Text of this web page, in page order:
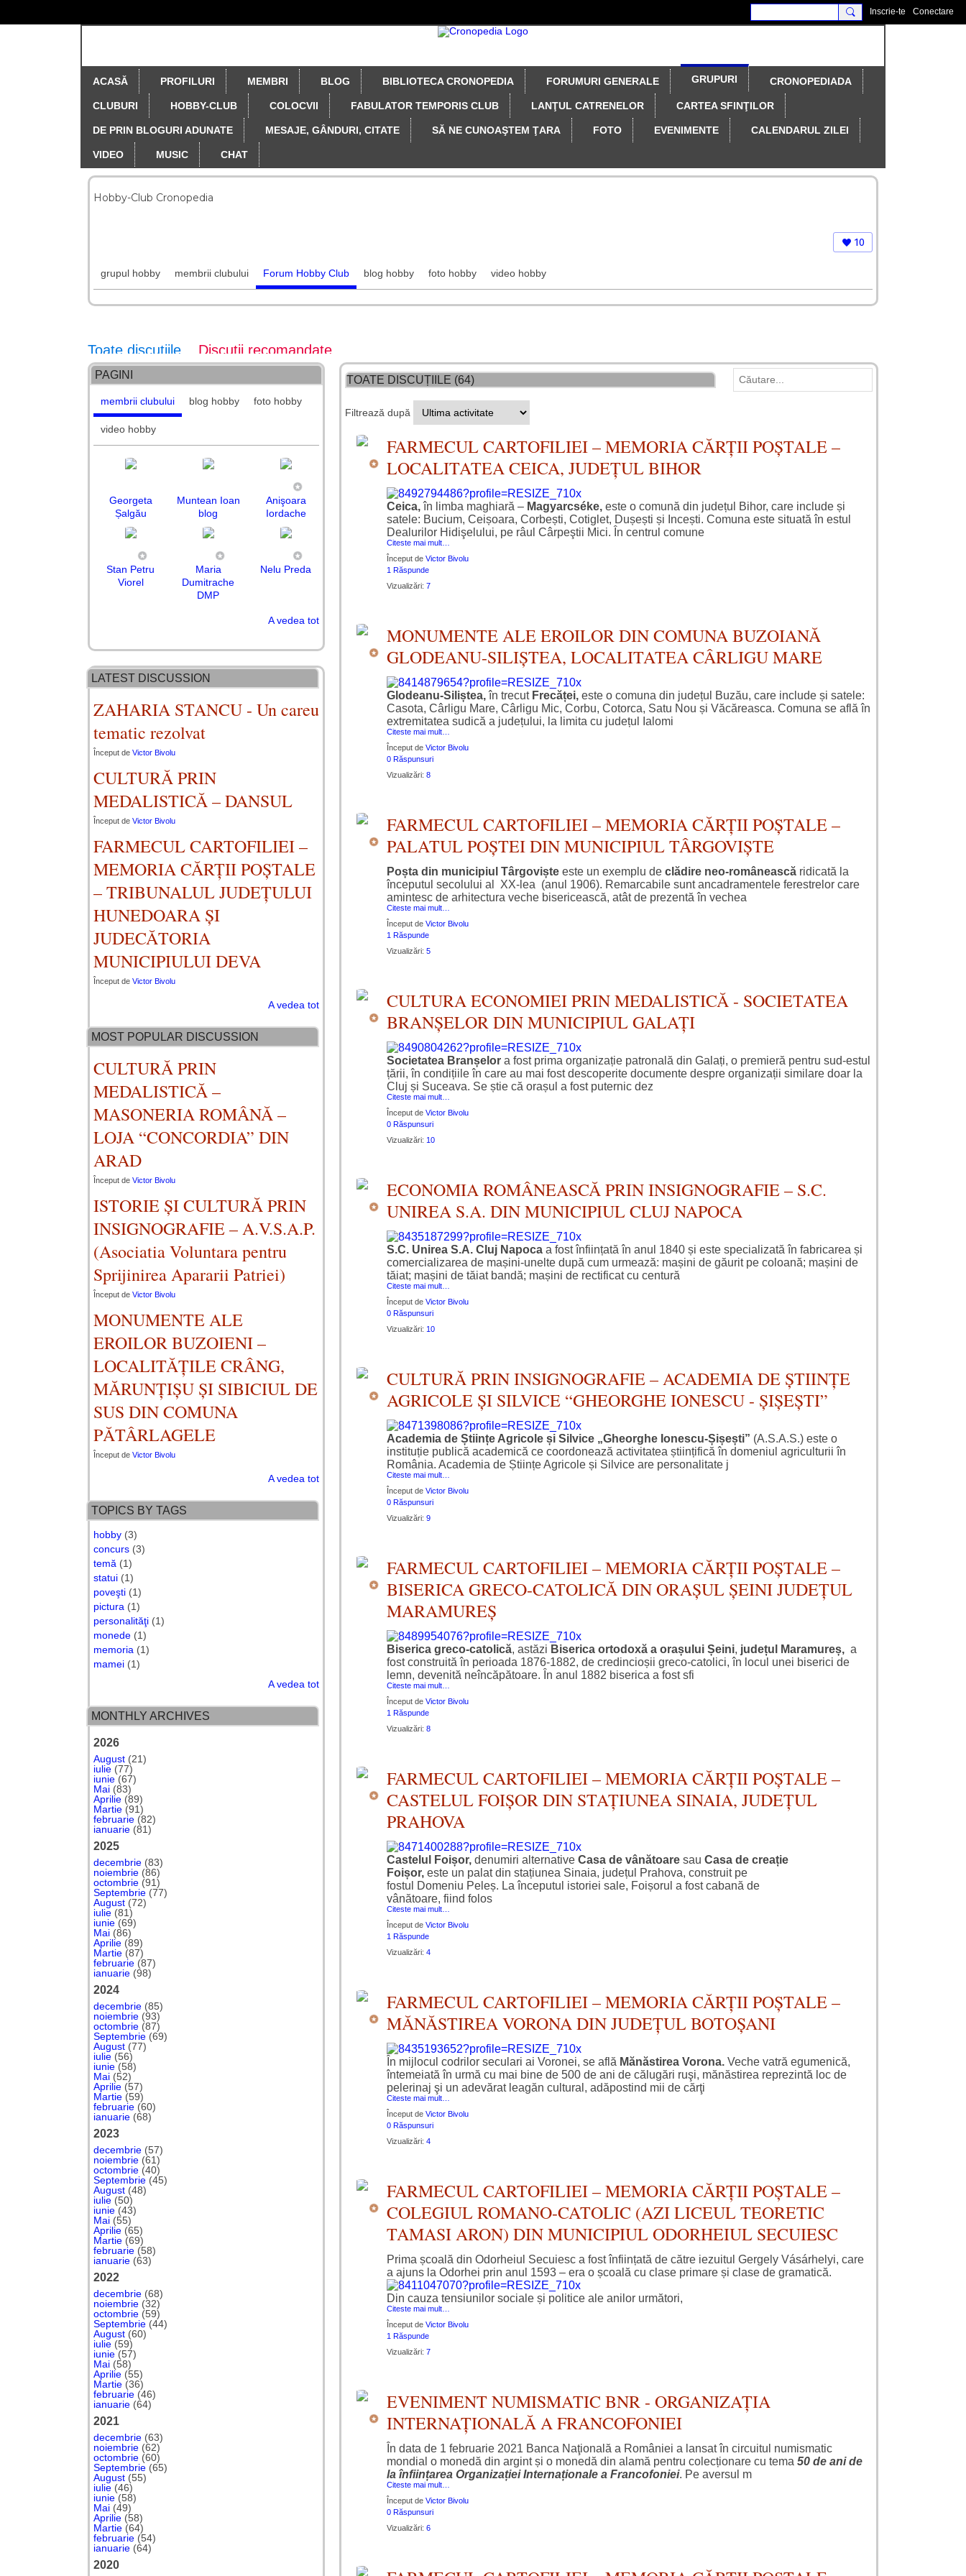
Inscrie-te Conectare
ACASĂ PROFILURI MEMBRI BLOG BIBLIOTECA CRONOPEDIA FORUMURI GENERALE GRUPURI CRONOPEDIADA
CLUBURI HOBBY-CLUB COLOCVII FABULATOR TEMPORIS CLUB LANŢUL CATRENELOR CARTEA SFINŢILOR
DE PRIN BLOGURI ADUNATE MESAJE, GÂNDURI, CITATE SĂ NE CUNOAŞTEM ŢARA FOTO EVENIMENTE CALENDARUL ZILEI
VIDEO MUSIC CHAT
Hobby-Club Cronopedia
10
grupul hobby membrii clubului Forum Hobby Club blog hobby foto hobby video hobby
Toate discuțiile Discuții recomandate
TOATE DISCUȚIILE (64)
Filtrează după
FARMECUL CARTOFILIEI – MEMORIA CĂRȚII POȘTALE –
LOCALITATEA CEICA, JUDEȚUL BIHOR
Ceica,în limba maghiară – Magyarcséke, este o comună din județul Bihor, care include și
satele: Bucium, Ceișoara, Corbești, Cotiglet, Dușești și Incești. Comuna este situată în estul
Dealurilor Hidişelului, pe râul Cârpeştii Mici. În centrul comune
Citeste mai mult…
Început de Victor Bivolu
1 Răspunde
Vizualizări: 7
MONUMENTE ALE EROILOR DIN COMUNA BUZOIANĂ
GLODEANU-SILIȘTEA, LOCALITATEA CÂRLIGU MARE
Glodeanu-Siliștea,în trecut Frecăței, este o comuna din județul Buzău, care include și satele:
Casota, Cârligu Mare, Cârligu Mic, Corbu, Cotorca, Satu Nou și Văcăreasca. Comuna se află în
extremitatea sudică a județului, la limita cu județul Ialomi
Citeste mai mult…
Început de Victor Bivolu
0 Răspunsuri
Vizualizări: 8
FARMECUL CARTOFILIEI – MEMORIA CĂRȚII POȘTALE –
PALATUL POȘTEI DIN MUNICIPIUL TÂRGOVIȘTE
Poșta din municipiul Târgoviște este un exemplu de clădire neo-românească ridicată la
începutul secolului al XX-lea (anul 1906). Remarcabile sunt ancadramentele ferestrelor care
amintesc de arhitectura veche bisericească, atât de prezentă în vechea
Citeste mai mult…
Început de Victor Bivolu
1 Răspunde
Vizualizări: 5
CULTURA ECONOMIEI PRIN MEDALISTICĂ - SOCIETATEA
BRANȘELOR DIN MUNICIPIUL GALAȚI
Societatea Branșelor a fost prima organizație patronală din Galați, o premieră pentru sud-estul
țării, în condițiile în care au mai fost descoperite documente despre organizații similare doar la
Cluj și Suceava. Se știe că orașul a fost puternic dez
Citeste mai mult…
Început de Victor Bivolu
0 Răspunsuri
Vizualizări: 10
ECONOMIA ROMÂNEASCĂ PRIN INSIGNOGRAFIE – S.C.
UNIREA S.A. DIN MUNICIPIUL CLUJ NAPOCA
S.C. Unirea S.A. Cluj Napoca a fost înființată în anul 1840 și este specializată în fabricarea și
comercializarea de mașini-unelte după cum urmează: mașini de găurit pe coloană; mașini de
tăiat; mașini de tăiat bandă; mașini de rectificat cu centură
Citeste mai mult…
Început de Victor Bivolu
0 Răspunsuri
Vizualizări: 10
CULTURĂ PRIN INSIGNOGRAFIE – ACADEMIA DE ȘTIINȚE
AGRICOLE ȘI SILVICE “GHEORGHE IONESCU - ȘIȘEȘTI”
Academia de Științe Agricole și Silvice „Gheorghe Ionescu-Șișești” (A.S.A.S.) este o
instituție publică academică ce coordonează activitatea științifică în domeniul agriculturii în
România. Academia de Științe Agricole și Silvice are personalitate j
Citeste mai mult…
Început de Victor Bivolu
0 Răspunsuri
Vizualizări: 9
FARMECUL CARTOFILIEI – MEMORIA CĂRȚII POȘTALE –
BISERICA GRECO-CATOLICĂ DIN ORAȘUL ȘEINI JUDEȚUL
MARAMUREȘ
Biserica greco-catolică, astăzi Biserica ortodoxă a orașului Șeini, județul Maramureș, a
fost construită în perioada 1876-1882, de credincioșii greco-catolici, în locul unei biserici de
lemn, devenită neîncăpătoare. În anul 1882 biserica a fost sfi
Citeste mai mult…
Început de Victor Bivolu
1 Răspunde
Vizualizări: 8
FARMECUL CARTOFILIEI – MEMORIA CĂRȚII POȘTALE –
CASTELUL FOIȘOR DIN STAȚIUNEA SINAIA, JUDEȚUL
PRAHOVA
Castelul Foișor, denumiri alternative Casa de vânătoare sau Casa de creație
Foișor, este un palat din stațiunea Sinaia, județul Prahova, construit pe
fostul Domeniu Peleș. La începutul istoriei sale, Foișorul a fost cabană de
vânătoare, fiind folos
Citeste mai mult…
Început de Victor Bivolu
1 Răspunde
Vizualizări: 4
FARMECUL CARTOFILIEI – MEMORIA CĂRȚII POȘTALE –
MĂNĂSTIREA VORONA DIN JUDEȚUL BOTOȘANI
În mijlocul codrilor seculari ai Voronei, se află Mănăstirea Vorona. Veche vatră egumenică,
întemeiată în urmă cu mai bine de 500 de ani de călugări ruşi, mănăstirea reprezintă loc de
pelerinaj şi un adevărat leagăn cultural, adăpostind mii de cărţi
Citeste mai mult…
Început de Victor Bivolu
0 Răspunsuri
Vizualizări: 4
FARMECUL CARTOFILIEI – MEMORIA CĂRȚII POȘTALE –
COLEGIUL ROMANO-CATOLIC (AZI LICEUL TEORETIC
TAMASI ARON) DIN MUNICIPIUL ODORHEIUL SECUIESC
Prima școală din Odorheiul Secuiesc a fost înființată de către iezuitul Gergely Vásárhelyi, care
a ajuns la Odorhei prin anul 1593 – era o școală cu clase primare și clase de gramatică.
Din cauza tensiunilor sociale și politice ale anilor următori,
Citeste mai mult…
Început de Victor Bivolu
1 Răspunde
Vizualizări: 7
EVENIMENT NUMISMATIC BNR - ORGANIZAȚIA
INTERNAȚIONALĂ A FRANCOFONIEI
În data de 1 februarie 2021 Banca Naţională a României a lansat în circuitul numismatic
mondial o monedă din argint și o monedă din alamă pentru colecționare cu tema 50 de ani de
la înființarea Organizației Internaționale a Francofoniei. Pe aversul m
Citeste mai mult…
Început de Victor Bivolu
0 Răspunsuri
Vizualizări: 6
PAGINI
membrii clubului blog hobby foto hobby
video hobby
Georgeta
Șalgău
Muntean Ioan
blog
Anişoara
Iordache
Stan Petru
Viorel
Maria
Dumitrache
DMP
Nelu Preda
Marin
Anghelescu
Bejenaru
Petru
CARACAS
MIRCEA
Mariana
Rogoz
Stratulat
Maria-Ileana
Tănase
Daniela
Vîlceanu
Matei Ioaniţiu Paul Rotaru Johnny Em
Nitu
Constantin
Rodica
Bogdan
Petru Plătică
Pop Dorina Ada Nemescu DANDU BRIEL
Constantin
Bidulescu
A vedea tot
LATEST DISCUSSION
ZAHARIA STANCU - Un careu
tematic rezolvat
Început de Victor Bivolu
CULTURĂ PRIN
MEDALISTICĂ – DANSUL
Început de Victor Bivolu
FARMECUL CARTOFILIEI –
MEMORIA CĂRȚII POȘTALE
– TRIBUNALUL JUDEȚULUI
HUNEDOARA ȘI
JUDECĂTORIA
MUNICIPIULUI DEVA
Început de Victor Bivolu
A vedea tot
MOST POPULAR DISCUSSION
CULTURĂ PRIN
MEDALISTICĂ –
MASONERIA ROMÂNĂ –
LOJA “CONCORDIA” DIN
ARAD
Început de Victor Bivolu
ISTORIE ȘI CULTURĂ PRIN
INSIGNOGRAFIE – A.V.S.A.P.
(Asociatia Voluntara pentru
Sprijinirea Apararii Patriei)
Început de Victor Bivolu
MONUMENTE ALE
EROILOR BUZOIENI –
LOCALITĂȚILE CRÂNG,
MĂRUNȚIȘU ȘI SIBICIUL DE
SUS DIN COMUNA
PĂTÂRLAGELE
Început de Victor Bivolu
A vedea tot
TOPICS BY TAGS
hobby (3)
concurs (3)
temă (1)
statui (1)
poveşti (1)
pictura (1)
personalităţi (1)
monede (1)
memoria (1)
mamei (1)
A vedea tot
MONTHLY ARCHIVES
2026
August (21)
iulie (77)
iunie (67)
Mai (83)
Aprilie (89)
Martie (91)
februarie (82)
ianuarie (81)
2025
decembrie (83)
noiembrie (86)
octombrie (91)
Septembrie (77)
August (72)
iulie (81)
iunie (69)
Mai (86)
Aprilie (89)
Martie (87)
februarie (87)
ianuarie (98)
2024
decembrie (85)
noiembrie (93)
octombrie (87)
Septembrie (69)
August (77)
iulie (56)
iunie (58)
Mai (52)
Aprilie (57)
Martie (59)
februarie (60)
ianuarie (68)
2023
decembrie (57)
noiembrie (61)
octombrie (40)
Septembrie (45)
August (48)
iulie (50)
iunie (43)
Mai (55)
Aprilie (65)
Martie (69)
februarie (58)
ianuarie (63)
2022
decembrie (68)
noiembrie (32)
octombrie (59)
Septembrie (44)
August (60)
iulie (59)
iunie (57)
Mai (58)
Aprilie (55)
Martie (36)
februarie (46)
ianuarie (64)
2021
decembrie (63)
noiembrie (62)
octombrie (60)
Septembrie (65)
August (55)
iulie (46)
iunie (58)
Mai (49)
Aprilie (58)
Martie (64)
februarie (54)
ianuarie (64)
2020